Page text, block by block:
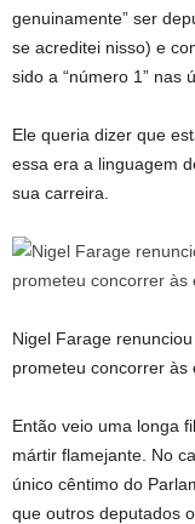
genuinamente” ser
se acreditei nisso) e
sido a “número 1” nas
Ele queria dizer que
essa era a linguagem
sua carreira.
Nigel Farage
prometeu concorrer às
Então veio uma longa
mártir flamejante. No
único cêntimo do
que outros deputados o